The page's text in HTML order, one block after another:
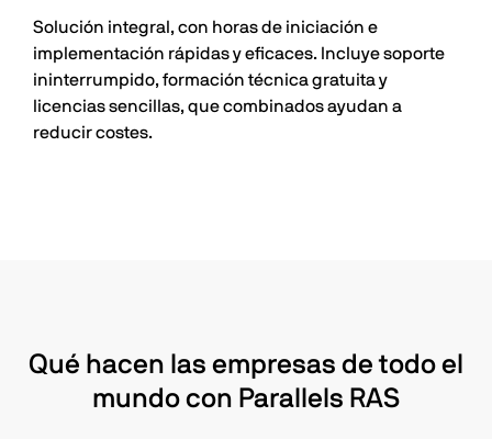
Solución integral, con horas de iniciación e
implementación rápidas y eficaces. Incluye soporte
ininterrumpido, formación técnica gratuita y
licencias sencillas, que combinados ayudan a
reducir costes.
Qué hacen las empresas de todo el
mundo con Parallels RAS